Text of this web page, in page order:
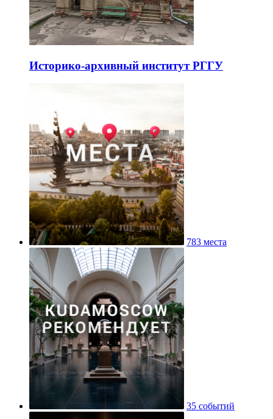
Историко-архивный институт РГГУ
783 места
35 событий